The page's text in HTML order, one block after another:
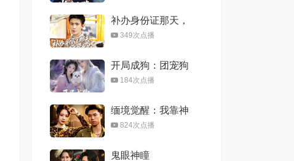
补办身份证那天，
我凭白多了个女儿
349次点播
开局成狗：团宠狗
师妹，我的师门全
184次点播
缅境觉醒：我靠神
眼破局求生
824次点播
鬼眼神瞳